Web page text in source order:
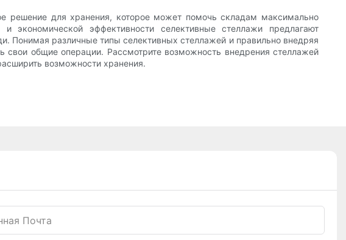
решение для хранения, которое может помочь складам максимально
экономической эффективности селективные стеллажи предлагают
Понимая различные типы селективных стеллажей и правильно внедряя
свои общие операции. Рассмотрите возможность внедрения стеллажей
возможности хранения.
Почта